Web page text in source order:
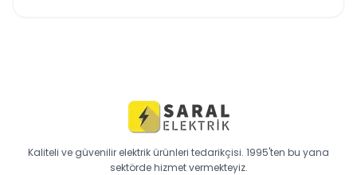
Kaliteli ve güvenilir elektrik ürünleri tedarikçisi. 1995'ten bu yana
sektörde hizmet vermekteyiz.